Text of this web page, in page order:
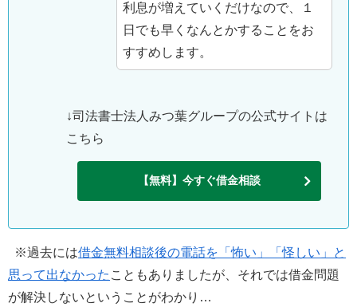
利息が増えていくだけなので、１
日でも早くなんとかすることをお
すすめします。
↓司法書士法人みつ葉グループの公式サイトは
こちら
【無料】今すぐ借金相談
※過去には借金無料相談後の電話を「怖い」「怪しい」と
思って出なかった こともありましたが、それでは借金問題
が解決しないということがわかり…